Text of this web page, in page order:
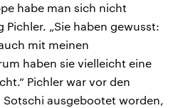
habe man sich nicht
„Sie haben gewusst:
mit meinen
haben sie vielleicht eine
Pichler war vor den
ausgebootet worden,